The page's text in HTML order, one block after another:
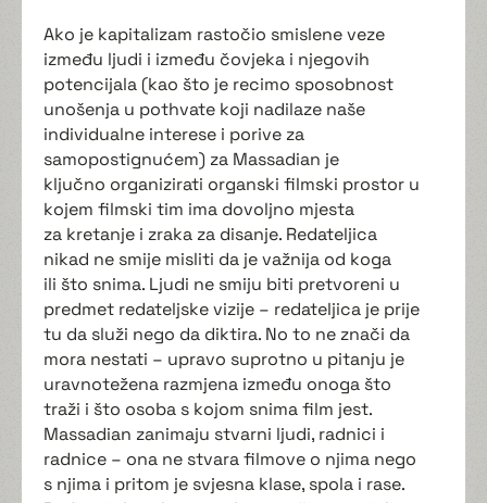
Ako je kapitalizam rastočio smislene veze
između ljudi i između čovjeka i njegovih
potencijala (kao što je recimo sposobnost
unošenja u pothvate koji nadilaze naše
individualne interese i porive za
samopostignućem) za Massadian je
ključno organizirati organski filmski prostor u
kojem filmski tim ima dovoljno mjesta
za kretanje i zraka za disanje. Redateljica
nikad ne smije misliti da je važnija od koga
ili što snima. Ljudi ne smiju biti pretvoreni u
predmet redateljske vizije – redateljica je prije
tu da služi nego da diktira. No to ne znači da
mora nestati – upravo suprotno u pitanju je
uravnotežena razmjena između onoga što
traži i što osoba s kojom snima film jest.
Massadian zanimaju stvarni ljudi, radnici i
radnice – ona ne stvara filmove o njima nego
s njima i pritom je svjesna klase, spola i rase.